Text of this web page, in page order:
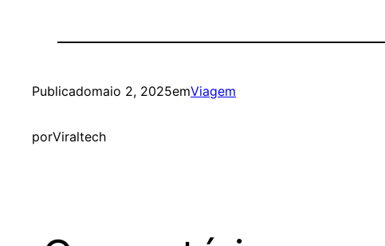
Publicadomaio 2, 2025emViagem
porViraltech